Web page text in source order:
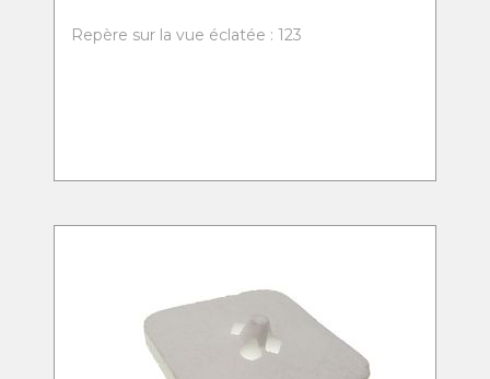
Repère sur la vue éclatée : 123